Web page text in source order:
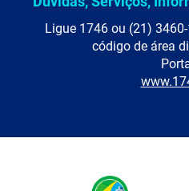
Ligue 1746 ou (21)
código de área